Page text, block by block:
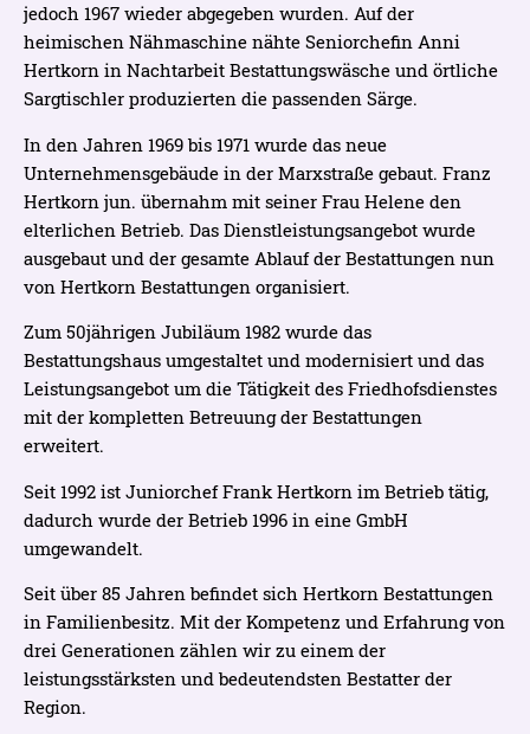
jedoch 1967 wieder abgegeben wurden. Auf der
heimischen Nähmaschine nähte Seniorchefin Anni
Hertkorn in Nachtarbeit Bestattungswäsche und örtliche
Sargtischler produzierten die passenden Särge.
In den Jahren 1969 bis 1971 wurde das neue
Unternehmensgebäude in der Marxstraße gebaut. Franz
Hertkorn jun. übernahm mit seiner Frau Helene den
elterlichen Betrieb. Das Dienstleistungsangebot wurde
ausgebaut und der gesamte Ablauf der Bestattungen nun
von Hertkorn Bestattungen organisiert.
Zum 50jährigen Jubiläum 1982 wurde das
Bestattungshaus umgestaltet und modernisiert und das
Leistungsangebot um die Tätigkeit des Friedhofsdienstes
mit der kompletten Betreuung der Bestattungen
erweitert.
Seit 1992 ist Juniorchef Frank Hertkorn im Betrieb tätig,
dadurch wurde der Betrieb 1996 in eine GmbH
umgewandelt.
Seit über 85 Jahren befindet sich Hertkorn Bestattungen
in Familienbesitz. Mit der Kompetenz und Erfahrung von
drei Generationen zählen wir zu einem der
leistungsstärksten und bedeutendsten Bestatter der
Region.